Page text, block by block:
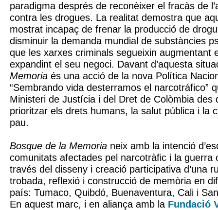
paradigma després de reconèixer el fracàs de
contra les drogues. La realitat demostra que
mostrat incapaç de frenar la producció de
disminuir la demanda mundial de substàncies
que les xarxes criminals segueixin augmentant
expandint el seu negoci. Davant d’aquesta
Memoria és una acció de la nova Política
“Sembrando vida desterramos el narcotráfico”
Ministeri de Justícia i del Dret de Colòmbia des
prioritzar els drets humans, la salut pública i la
pau.
Bosque de la Memoria neix amb la intenció
comunitats afectades pel narcotràfic i la guerra
través del disseny i creació participativa d’una
trobada, reflexió i construcció de memòria en
país: Tumaco, Quibdó, Buenaventura, Cali i
En aquest marc, i en aliança amb la Fundació